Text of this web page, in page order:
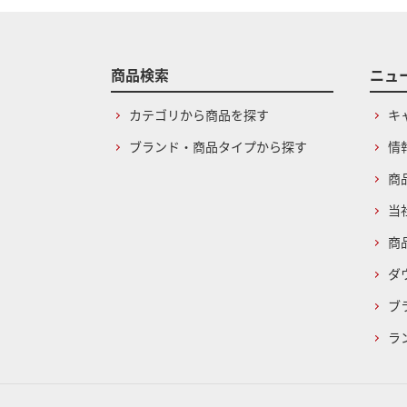
商品検索
カテゴリから商品を探す
ブランド・商品タイプから探す
ニュ
キ
情
商
当
商
ダ
ブ
ラ